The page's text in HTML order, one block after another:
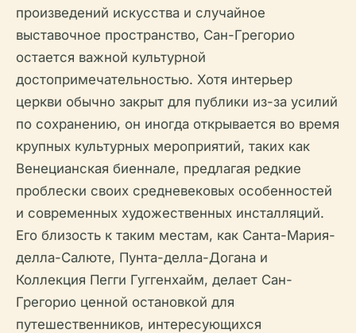
произведений искусства и случайное
выставочное пространство, Сан-Грегорио
остается важной культурной
достопримечательностью. Хотя интерьер
церкви обычно закрыт для публики из-за усилий
по сохранению, он иногда открывается во время
крупных культурных мероприятий, таких как
Венецианская биеннале, предлагая редкие
проблески своих средневековых особенностей
и современных художественных инсталляций.
Его близость к таким местам, как Санта-Мария-
делла-Салюте, Пунта-делла-Догана и
Коллекция Пегги Гуггенхайм, делает Сан-
Грегорио ценной остановкой для
путешественников, интересующихся